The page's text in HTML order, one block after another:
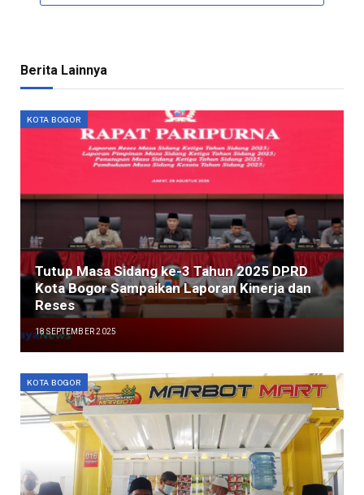
Berita Lainnya
KOTA BOGOR
Tutup Masa Sidang ke-3 Tahun 2025 DPRD
Kota Bogor Sampaikan Laporan Kinerja dan
Reses
18 SEPTEMBER 2025
KOTA BOGOR